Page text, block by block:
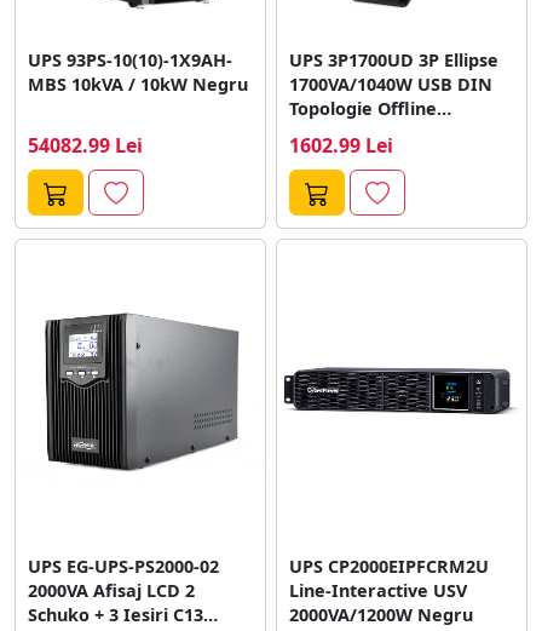
UPS 93PS-10(10)-1X9AH-
MBS 10kVA / 10kW Negru
54082.99 Lei
UPS 3P1700UD 3P Ellipse
1700VA/1040W USB DIN
Topologie Offline
Card...
1602.99 Lei
UPS EG-UPS-PS2000-02
2000VA Afisaj LCD 2
Schuko + 3 Iesiri C13
UPS CP2000EIPFCRM2U
Line-Interactive USV
2000VA/1200W Negru